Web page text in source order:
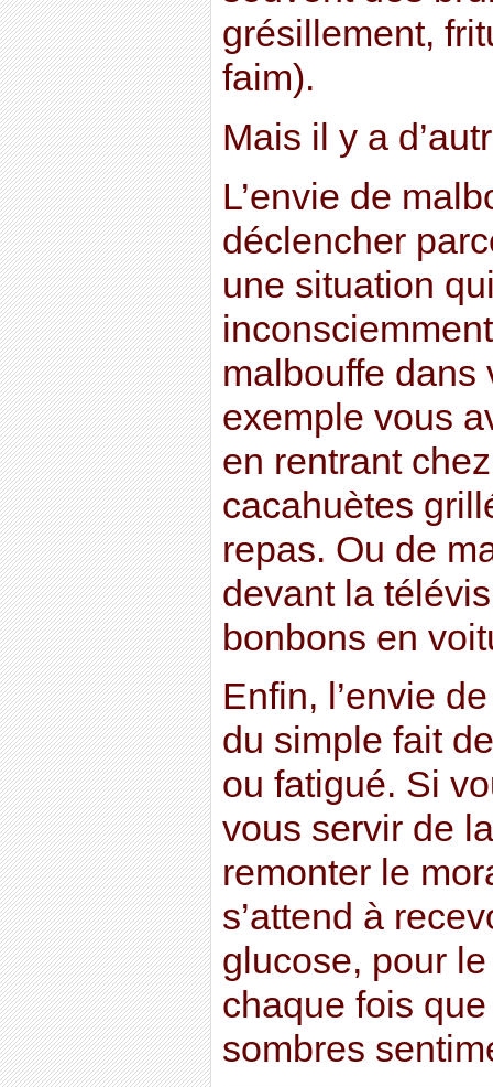
grésillement,
faim).
Mais il y a
L’envie de
déclencher
une situation
malbouffe dans
exemple vous
en rentrant
cacahuètes
repas. Ou de
devant la
bonbons en
Enfin, l’envie
du simple fait
ou fatigué. Si
vous servir de
remonter le
s’attend à
glucose, pour
chaque fois
sombres